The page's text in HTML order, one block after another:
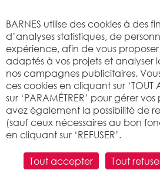
RESPONSABLE D'AGENCE ET
Julien Neiva Martins
BARNES utilise des cookies à des
d’analyses statistiques, de
expérience, afin de vous
adaptés à vos projets et analyser
nos campagnes publicitaires.
ces cookies en cliquant sur ‘TOUT
sur ‘PARAMÉTRER’ pour gérer
avez également la possibilité de
(sauf ceux nécessaires au bon
en cliquant sur ‘REFUSER’.
Tout accepter Tout